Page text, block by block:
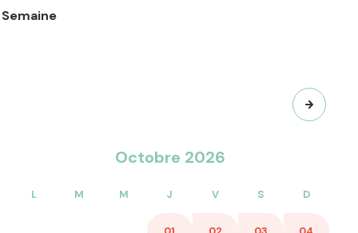
: 80€
Octobre 2026
L M M J V S D